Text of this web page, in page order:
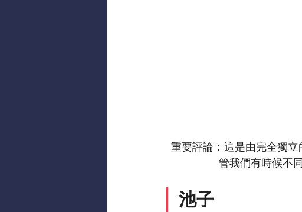
重要評論：這是由完全獨
管我們有時候不
池子